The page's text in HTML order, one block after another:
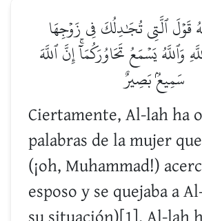
قَوۡلَ ٱلَّتِي تُجَٰدِلُكَ فِي زَوۡجِهَا
وَٱللَّهُ يَسۡمَعُ تَحَاوُرَكُمَآۚ إِنَّ ٱللَّهَ
سَمِيعُۢ بَصِيرٌ
Ciertamente, Al-lah ha
palabras de la mujer
(¡oh, Muhammad!)
esposo y se quejaba a